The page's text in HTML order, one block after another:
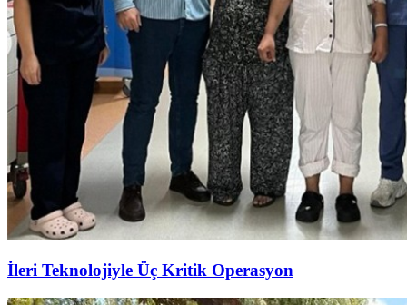
İleri Teknolojiyle Üç Kritik Operasyon